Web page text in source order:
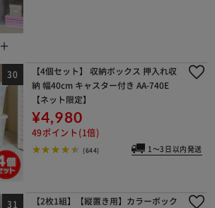
＋
【4個セット】 収納ボックス 押入れ収
納 幅40cm キャスター付き AA-740E
【ネット限定】
¥4,980
49ポイント(1倍)
(644) 1～3日以内発送
【2枚1組】【縦置き用】カラーボック